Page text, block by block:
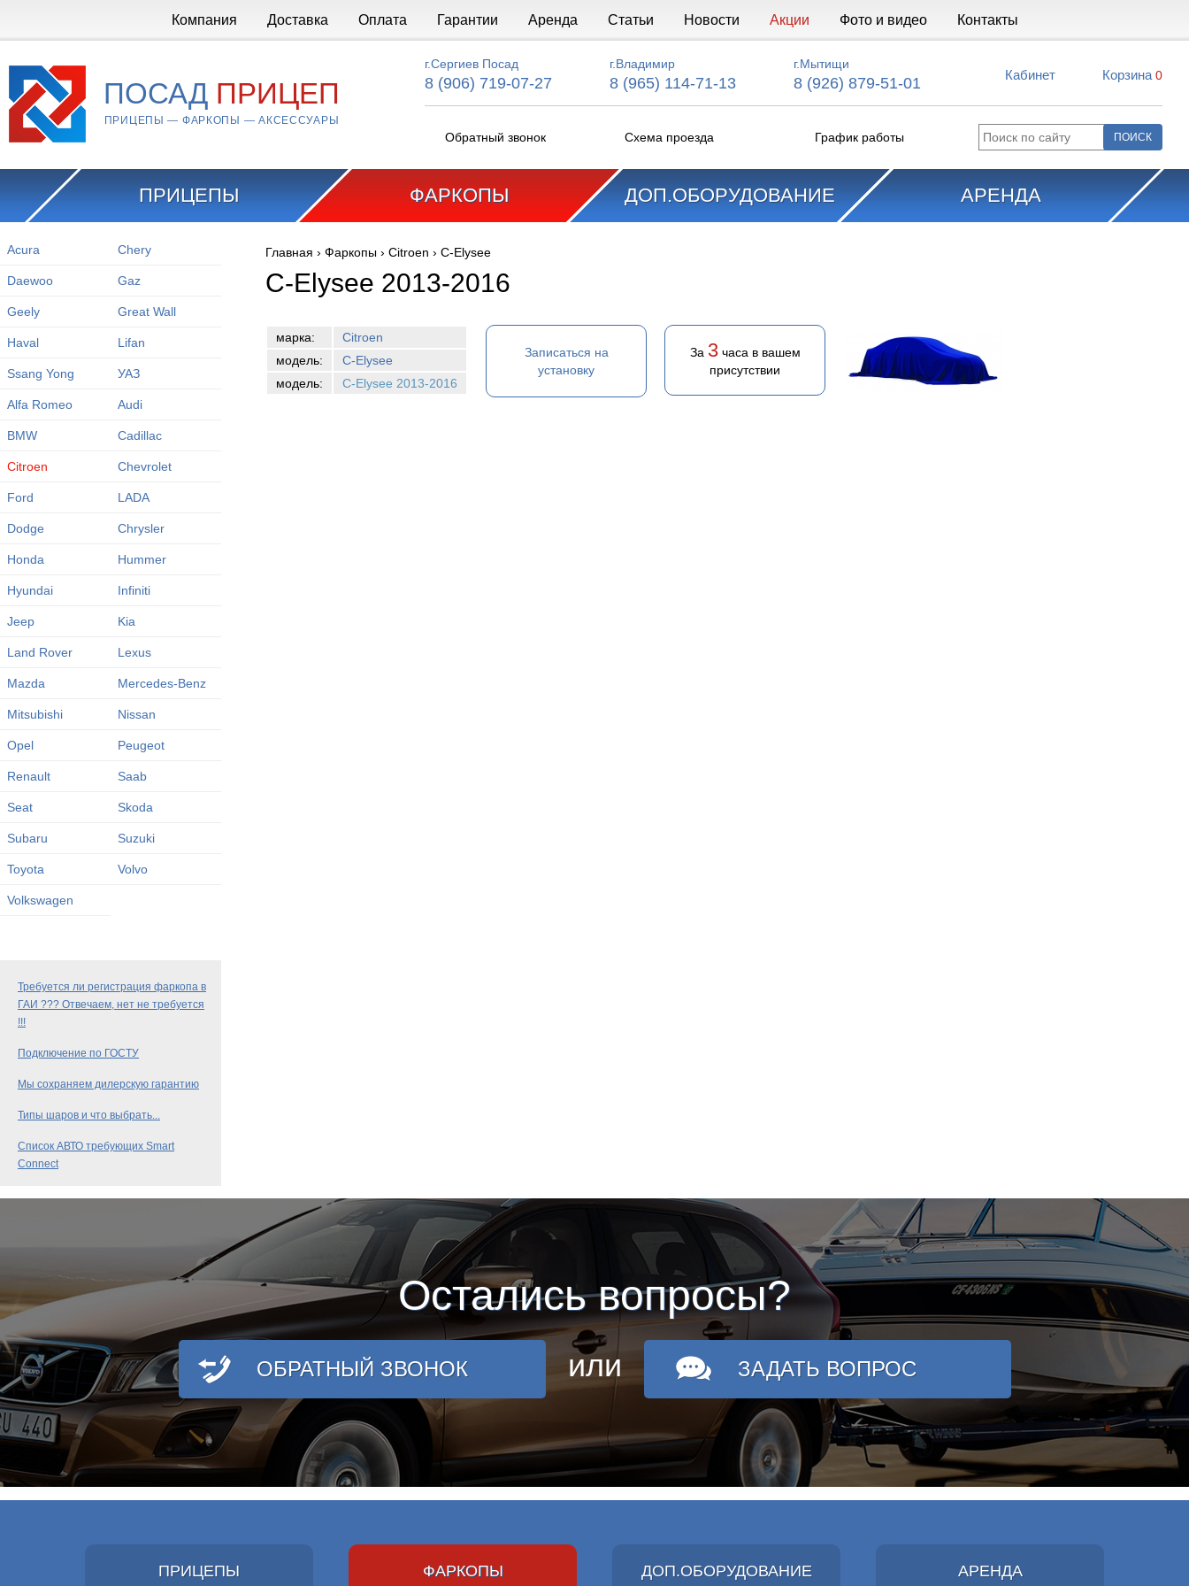
Компания Доставка Оплата Гарантии Аренда Статьи Новости Акции Фото и видео Контакты
ПОСАД ПРИЦЕП
ПРИЦЕПЫ — ФАРКОПЫ — АКСЕССУАРЫ
г.Сергиев Посад
8 (906) 719-07-27
г.Владимир
8 (965) 114-71-13
г.Мытищи
8 (926) 879-51-01 Кабинет Корзина 0
Обратный звонок Схема проезда График работы
ПРИЦЕПЫ ФАРКОПЫ ДОП.ОБОРУДОВАНИЕ АРЕНДА
Acura Chery
Daewoo Gaz
Geely Great Wall
Haval Lifan
Ssang Yong УАЗ
Alfa Romeo Audi
BMW Cadillac
Citroen Chevrolet
Ford LADA
Dodge Chrysler
Honda Hummer
Hyundai Infiniti
Jeep Kia
Land Rover Lexus
Mazda Mercedes-Benz
Mitsubishi Nissan
Opel Peugeot
Renault Saab
Seat Skoda
Subaru Suzuki
Toyota Volvo
Volkswagen
Требуется ли регистрация фаркопа в
ГАИ ??? Отвечаем, нет не требуется
!!!
Подключение по ГОСТУ
Мы сохраняем дилерскую гарантию
Типы шаров и что выбрать...
Список АВТО требующих Smart
Connect
Вы здесь
Главная › Фаркопы › Citroen › C-Elysee
C-Elysee 2013-2016
марка:
Citroen
модель:
C-Elysee
модель:
C-Elysee 2013-2016
Записаться на
установку
За 3часа в вашем
присутствии
Остались вопросы?
ОБРАТНЫЙ ЗВОНОК или ЗАДАТЬ ВОПРОС
ПРИЦЕПЫ ФАРКОПЫ ДОП.ОБОРУДОВАНИЕ АРЕНДА